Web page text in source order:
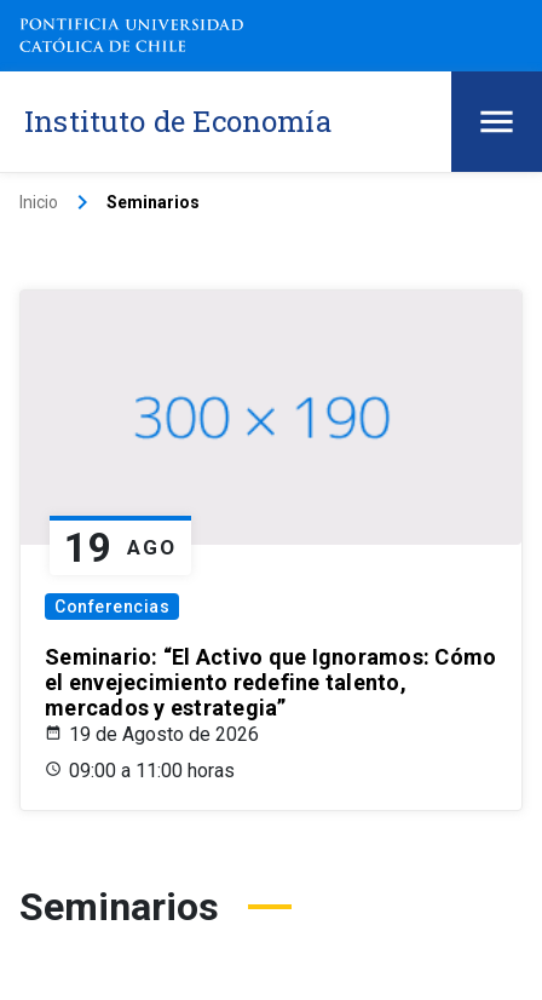
Instituto de Economía
Inicio keyboard_arrow_right Seminarios
19 AGO
Conferencias
Seminario: “El Activo que Ignoramos: Cómo
el envejecimiento redefine talento,
mercados y estrategia”
19 de Agosto de 2026
09:00 a 11:00 horas
Seminarios